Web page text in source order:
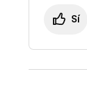
Sí